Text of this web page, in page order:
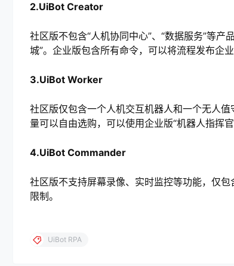
2.UiBot Creator
社区版不包含“人机协同中心”、“数据服务”等
城”。企业版包含所有命令，可以将流程发布企
3.UiBot Worker
社区版仅包含一个人机交互机器人和一个无人
量可以自由选购，可以使用企业版“机器人指挥
4.UiBot Commander
社区版不支持屏幕录像、实时监控等功能，仅
限制。
UiBot RPA